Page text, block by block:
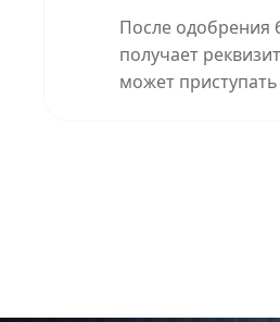
После одобрения
получает
может